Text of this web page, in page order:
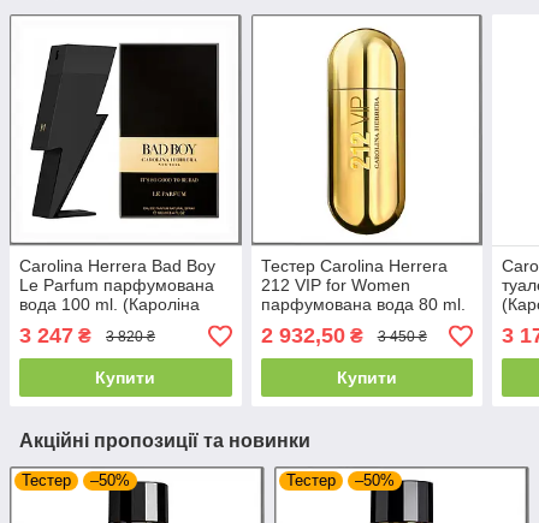
Carolina Herrera Bad Boy
Le Parfum парфумована
вода 100 ml. (Кароліна
Еррера Бед Бой Ле
Парфум)
3 247 ₴ 3 820 ₴
Купити
Тестер Carolina Herrera
212 VIP for Women
парфумована вода 80 ml.
(Кароліна Еррера 212 Віп
Фор Вумен)
2 932,50₴ 3 450 ₴
Купити
Бой)
3
Акційні пропозиції та новинки
Тестер –50% Тестер –50%